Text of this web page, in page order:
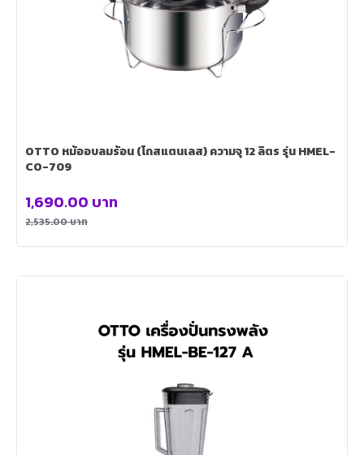
OTTO หม้ออบลมร้อน (โถสแตนเลส) ความจุ 12 ลิตร รุ่น HMEL-
CO-709
2,535.00บาท
1,690.00 บาท